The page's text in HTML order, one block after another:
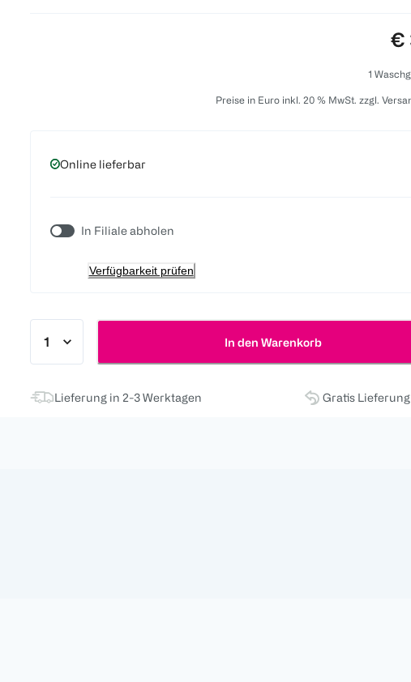
€
1
Preise in Euro inkl. 20 % MwSt. zzgl.
Online lieferbar
In Filiale abholen
Verfügbarkeit prüfen
In den Warenkorb
Lieferung in 2-3 Werktagen Gratis